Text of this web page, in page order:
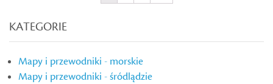
KATEGORIE
Mapy i przewodniki - morskie
Mapy i przewodniki - śródlądzie